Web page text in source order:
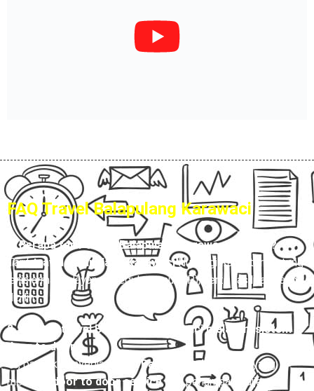
FAQ Travel Balapulang Karawaci
1. Berapa tarif travel Balapulang Karawaci terbaru?
Tariftravel Balapulang KarawaciHubungi Kami, tergantung
jenis armada, layanan (reguler atau VIP), serta fasilitas yang
dipilih.
2. Apakah travel Balapulang Karawaci melayani sistem
door to door?
Ya, banyak penyediatravel Balapulang Karawaci
yang
melayani
door to door service, jadi penumpang dijemput di